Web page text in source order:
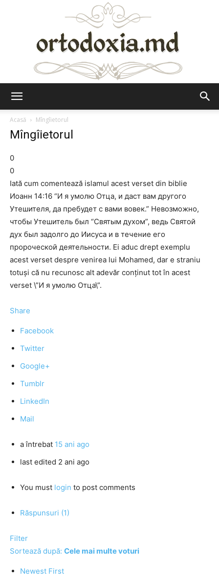
Acasă
Mîngîietorul
Mîngîietorul
0
0
Iată cum comentează islamul acest verset din biblie
Иоанн 14:16 “И я умолю Отца, и даст вам другого
Утешителя, да пребудет с вами вовек.” Невозможно,
чтобы Утешитель был “Святым духом”, ведь Святой
дух был задолго до Иисуса и в течение его
пророческой деятельности. Ei aduc drept exemplu
acest verset despre venirea lui Mohamed, dar e straniu
totuşi că nu recunosc alt adevăr conţinut tot în acest
verset \”И я умолю Отца\”.
Share
Facebook
Twitter
Google+
Tumblr
LinkedIn
Mail
a întrebat 15 ani ago
last edited 2 ani ago
You must login to post comments
Răspunsuri (1)
Filter
Sortează după: Cele mai multe voturi
Newest First